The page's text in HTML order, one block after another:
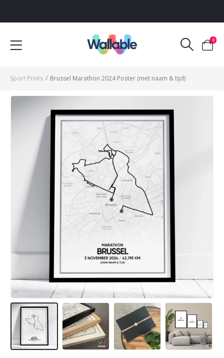
Voor 12:00 uur besteld, dezelfde werkdag verzonden
0
Sport Prints / Brussel Marathon 2024 Poster (met naam & tijd)